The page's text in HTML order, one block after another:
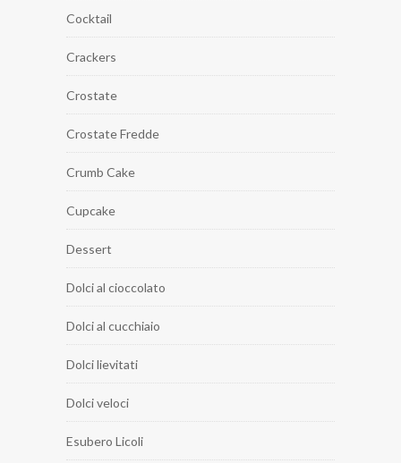
Cocktail
Crackers
Crostate
Crostate Fredde
Crumb Cake
Cupcake
Dessert
Dolci al cioccolato
Dolci al cucchiaio
Dolci lievitati
Dolci veloci
Esubero Licoli